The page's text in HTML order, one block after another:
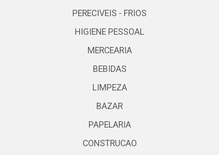
PERECIVEIS - FRIOS
HIGIENE PESSOAL
MERCEARIA
BEBIDAS
LIMPEZA
BAZAR
PAPELARIA
CONSTRUCAO